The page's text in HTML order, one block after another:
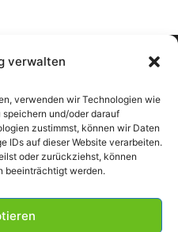
verwalten
verwenden wir Technologien wie
und/oder darauf
zustimmst, können wir Daten
IDs auf dieser Website verarbeiten.
oder zurückziehst, können
beeinträchtigt werden.